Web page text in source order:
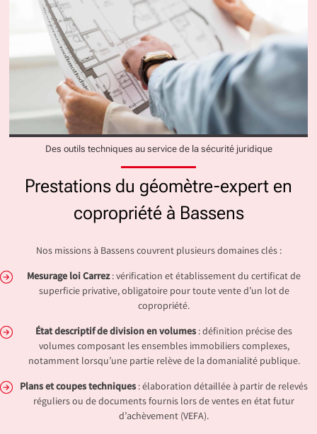
Des outils techniques au service de la sécurité juridique
Prestations du géomètre-expert en
copropriété à Bassens
Nos missions à Bassens couvrent plusieurs domaines clés :
Mesurage loi Carrez: vérification et établissement du certificat de
superficie privative, obligatoire pour toute vente d’un lot de
copropriété.
État descriptif de division en volumes : définition précise des
volumes composant les ensembles immobiliers complexes,
notamment lorsqu’une partie relève de la domanialité publique.
Plans et coupes techniques : élaboration détaillée à partir de relevés
réguliers ou de documents fournis lors de ventes en état futur
d’achèvement (VEFA).